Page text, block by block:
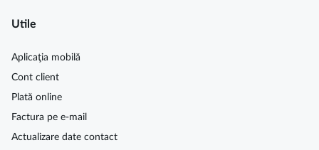
Utile
Aplicaţia mobilă
Cont client
Plată online
Factura pe e-mail
Actualizare date contact